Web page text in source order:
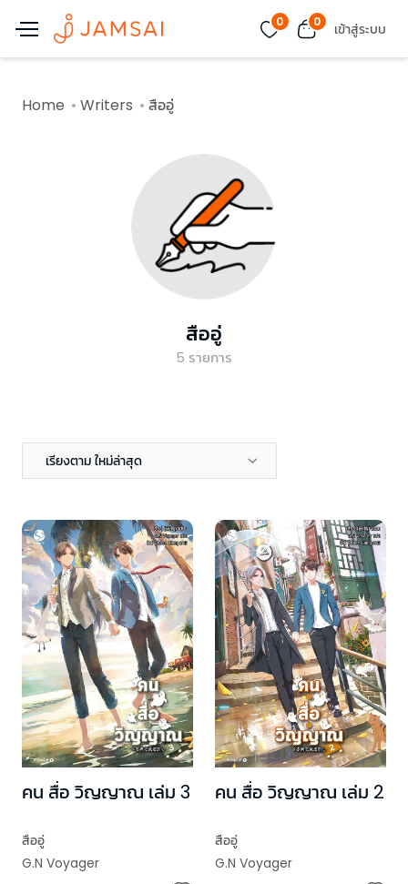
0 0 เข้าสู่ระบบ
Home Writers สืออู่
สืออู่
5 รายการ
เรียงตาม ใหม่ล่าสุด
คน สื่อ วิญญาณ เล่ม 3
สืออู่
G.N Voyager
คน สื่อ วิญญาณ เล่ม 2
สืออู่
G.N Voyager